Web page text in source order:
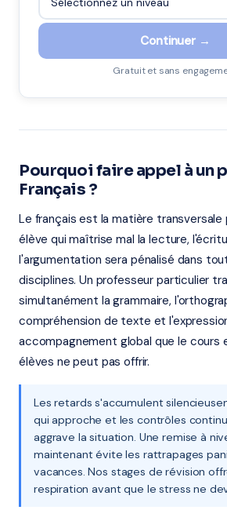
Continuer →
Gratuit et sans
Pourquoi faire appel à un
Français ?
Le français est la matière transversale
élève qui maîtrise mal la lecture,
l'argumentation sera pénalisé dans
disciplines. Un professeur particulier
simultanément la grammaire,
compréhension de texte et
accompagnement global que le cours
élèves ne peut pas offrir.
Les retards s'accumulent
qui approche et les contrôles
aggrave la situation. Une remise à
maintenant évite les rattrapages
vacances. Nos stages de révision
respiration avant que le stress ne